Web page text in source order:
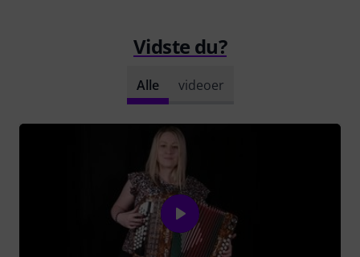
Vidste du?
Alle videoer